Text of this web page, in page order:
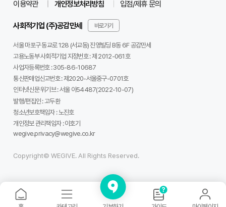
이용약관 개인정보처리방침 입점/제휴 문의
사회적기업 (주)공감만세 바로가기
서울 마포구 동교로 128 (서교동) 진영빌딩 B동 6F 공감만세
고용노동부 사회적기업 지정번호 : 제 2012-061호
사업자등록번호 :305-86-10687
통신판매업신고번호 :제2020-서울중구-0701호
인터넷신문 위기브 :서울 아54487(2022-10-07)
발행/편집인 :고두환
청소년보호책임자 :노진호
개인정보 관리책임자 :이호기
wegive.privacy@wegive.co.kr
Copyright© WEGIVE. All Rights Reserved.